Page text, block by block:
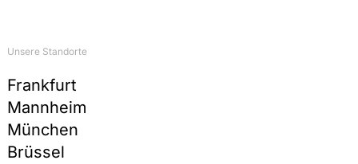
Unsere Standorte
Frankfurt
Mannheim
München
Brüssel